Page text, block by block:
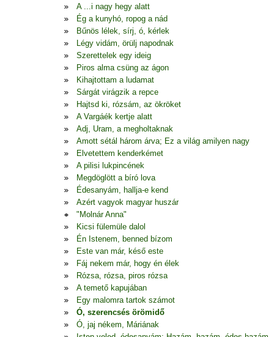
A ...i nagy hegy alatt
Ég a kunyhó, ropog a nád
Bűnös lélek, sírj, ó, kérlek
Légy vidám, örülj napodnak
Szerettelek egy ideig
Piros alma csüng az ágon
Kihajtottam a ludamat
Sárgát virágzik a repce
Hajtsd ki, rózsám, az ökröket
A Vargáék kertje alatt
Adj, Uram, a megholtaknak
Amott sétál három árva; Ez a világ amilyen nagy
Elvetettem kenderkémet
A pilisi lukpincének
Megdöglött a bíró lova
Édesanyám, hallja-e kend
Azért vagyok magyar huszár
"Molnár Anna"
Kicsi fülemüle dalol
Én Istenem, benned bízom
Este van már, késő este
Fáj nekem már, hogy én élek
Rózsa, rózsa, piros rózsa
A temető kapujában
Egy malomra tartok számot
Ó, szerencsés örömidő
Ó, jaj nékem, Máriának